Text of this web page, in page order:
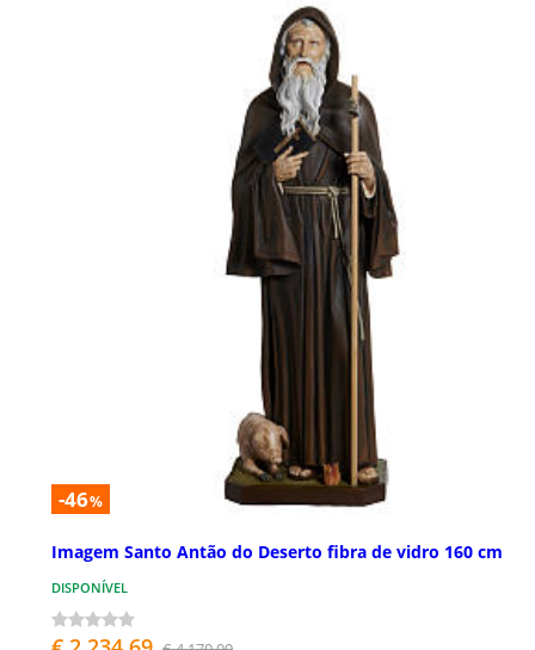
-46%
Imagem Santo Antão do Deserto fibra de vidro 160 cm
DISPONÍVEL